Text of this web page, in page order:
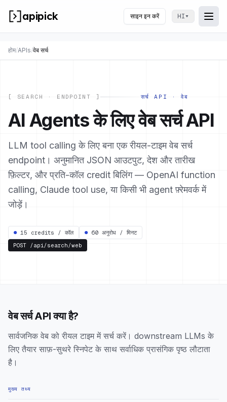
apipick साइन इन करें HI▾
मेन्यू
होम/APIs/वेब सर्च
[ SEARCH · ENDPOINT ] सर्च API · वेब
AI Agents के लिए वेब सर्च API
LLM tool calling के लिए बना एक रीयल-टाइम वेब सर्च
endpoint। अनुमानित JSON आउटपुट, देश और तारीख
फ़िल्टर, और प्रति-कॉल credit बिलिंग — OpenAI function
calling, Claude tool use, या किसी भी agent फ़्रेमवर्क में
जोड़ें।
● 15 credits / कॉल ● 60 अनुरोध / मिनट
POST /api/search/web
वेब सर्च API क्या है?
सार्वजनिक वेब को रीयल टाइम में सर्च करें। downstream LLMs के
लिए तैयार साफ़-सुथरे स्निपेट के साथ सर्वाधिक प्रासंगिक पृष्ठ लौटाता
है।
मुख्य तथ्य